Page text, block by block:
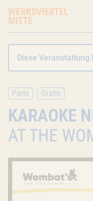
Diese
Party Gratis
KARAOKE
AT THE